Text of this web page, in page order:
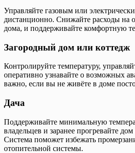
Управляйте газовым или
дистанционно. Снижайте расходы на
дома, и поддерживайте комфортную
Загородный дом или коттедж
Контролируйте температуру,
оперативно узнавайте о возможных
важно, если вы не живёте в доме
Дача
Поддерживайте минимальную
владельцев и заранее прогревайте
Система поможет избежать
отопительной системы.